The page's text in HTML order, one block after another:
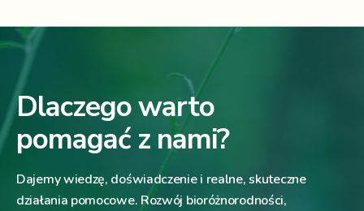
Dlaczego warto
pomagać z nami?
Dajemy wiedzę, doświadczenie i realne, skuteczne
działania pomocowe. Rozwój bioróżnorodności,